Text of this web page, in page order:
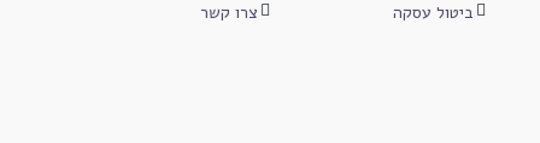
ביטול עסקה
צרו קשר